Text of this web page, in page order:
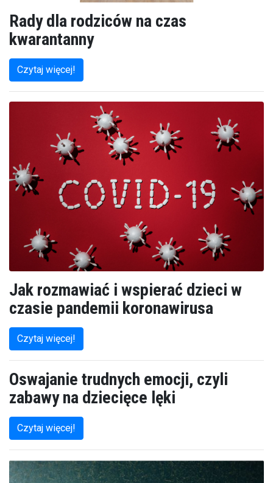
Rady dla rodziców na czas
kwarantanny
Czytaj więcej!
Jak rozmawiać i wspierać dzieci w
czasie pandemii koronawirusa
Czytaj więcej!
Oswajanie trudnych emocji, czyli
zabawy na dziecięce lęki
Czytaj więcej!